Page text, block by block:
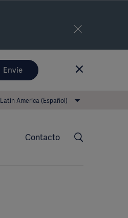
Envíe
Latin America (Español)
Contacto